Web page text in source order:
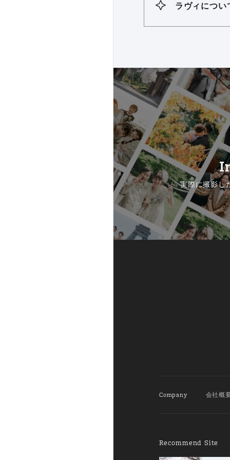
ラヴィについ
実際に撮影し
Company 会社概
Recommend Site